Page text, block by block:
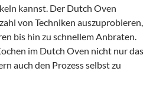
kannst. Der Dutch Oven
von Techniken auszuprobieren,
bis hin zu schnellem Anbraten.
im Dutch Oven nicht nur das
auch den Prozess selbst zu